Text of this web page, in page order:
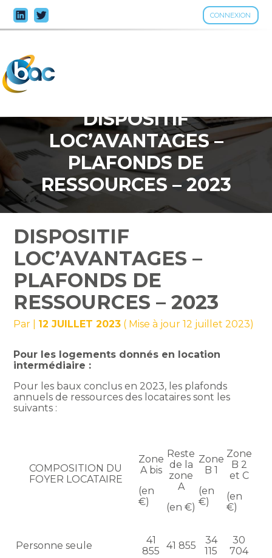
CONNEXION
Aller
au
DISPOSITIF
LOC’AVANTAGES –
PLAFONDS DE
RESSOURCES – 2023
DISPOSITIF
LOC’AVANTAGES –
PLAFONDS DE
RESSOURCES – 2023
Par 12 JUILLET 2023 ( Mise à jour 12 juillet 2023)
Pour les logements donnés en location
intermédiaire :
Pour les baux conclus en 2023, les plafonds
annuels de ressources des locataires sont les
suivants :
COMPOSITION DU
FOYER LOCATAIRE
Zone
A bis
(en
€)
Reste
de la
zone
A
(en €)
Zone
B 1
(en
€)
Zone
B 2
et C
(en
€)
Personne seule
41
855
41 855
34
115
30
704